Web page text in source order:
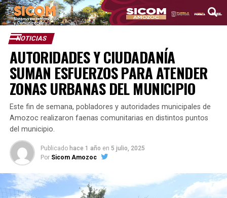
NOTICIAS
AUTORIDADES Y CIUDADANÍA
SUMAN ESFUERZOS PARA ATENDER
ZONAS URBANAS DEL MUNICIPIO
Este fin de semana, pobladores y autoridades municipales de
Amozoc realizaron faenas comunitarias en distintos puntos
del municipio.
Publicado hace 1 año en 5 julio, 2025
Por Sicom Amozoc